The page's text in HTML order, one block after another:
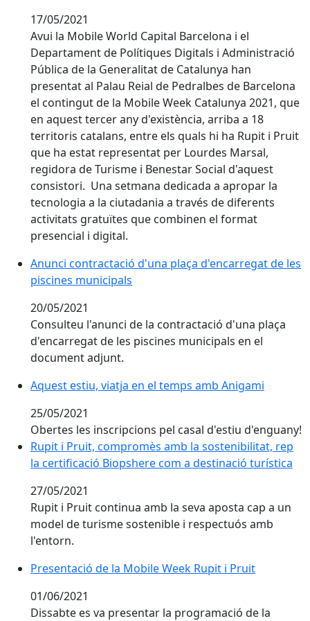
17/05/2021
Avui la Mobile World Capital Barcelona i el
Departament de Polítiques Digitals i Administració
Pública de la Generalitat de Catalunya han
presentat al Palau Reial de Pedralbes de Barcelona
el contingut de la Mobile Week Catalunya 2021, que
en aquest tercer any d'existència, arriba a 18
territoris catalans, entre els quals hi ha Rupit i Pruit
que ha estat representat per Lourdes Marsal,
regidora de Turisme i Benestar Social d'aquest
consistori. Una setmana dedicada a apropar la
tecnologia a la ciutadania a través de diferents
activitats gratuïtes que combinen el format
presencial i digital.
Anunci contractació d'una plaça d'encarregat de les
Anunci contractació d'una plaça d'encarregat de les
piscines municipals
20/05/2021
Consulteu l'anunci de la contractació d'una plaça
d'encarregat de les piscines municipals en el
document adjunt.
Aquest estiu, viatja en el temps amb Anigami
Aquest estiu, viatja en el temps amb Anigami
25/05/2021
Obertes les inscripcions pel casal d'estiu d'enguany!
Rupit i Pruit, compromès amb la sostenibilitat, rep
Rupit i Pruit, compromès amb la sostenibilitat, rep
la certificació Biopshere com a destinació turística
27/05/2021
Rupit i Pruit continua amb la seva aposta cap a un
model de turisme sostenible i respectuós amb
l'entorn.
Presentació de la Mobile Week Rupit i Pruit
Presentació de la Mobile Week Rupit i Pruit
01/06/2021
Dissabte es va presentar la programació de la